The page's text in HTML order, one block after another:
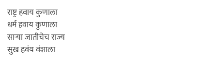
राष्ट्र हवाय कुणाला
धर्म हवाय कुणाला
साऱ्या जातीचेच राज्य
सुख हवंय वंशाला